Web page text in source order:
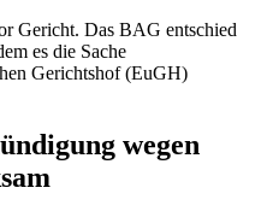
Gericht. Das BAG entschied
es die Sache
Gerichtshof (EuGH)
wegen